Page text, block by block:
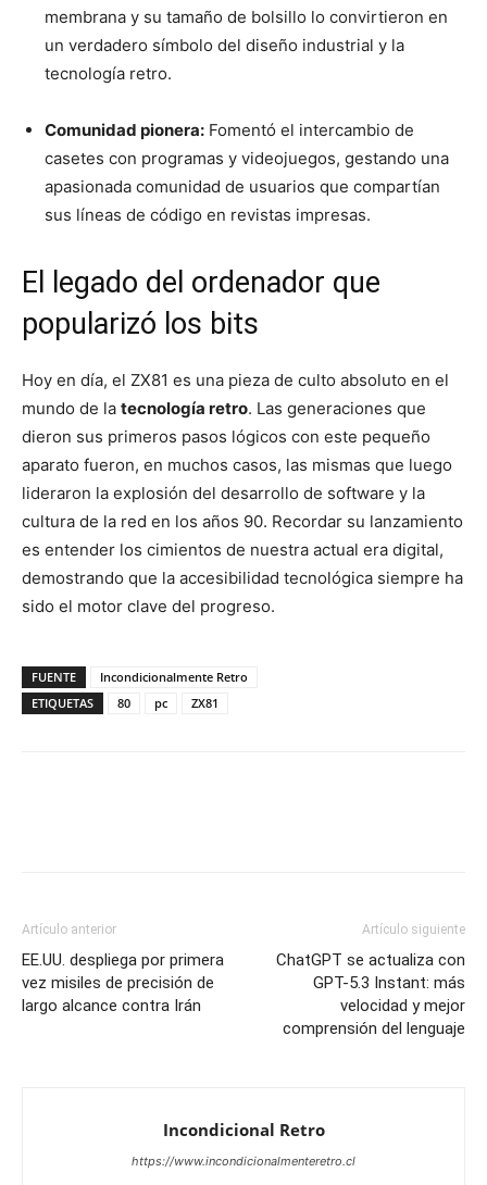
membrana y su tamaño de bolsillo lo convirtieron en
un verdadero símbolo del diseño industrial y la
tecnología retro.
Comunidad pionera: Fomentó el intercambio de
casetes con programas y videojuegos, gestando una
apasionada comunidad de usuarios que compartían
sus líneas de código en revistas impresas.
El legado del ordenador que
popularizó los bits
Hoy en día, el ZX81 es una pieza de culto absoluto en el
mundo de la tecnología retro. Las generaciones que
dieron sus primeros pasos lógicos con este pequeño
aparato fueron, en muchos casos, las mismas que luego
lideraron la explosión del desarrollo de software y la
cultura de la red en los años 90. Recordar su lanzamiento
es entender los cimientos de nuestra actual era digital,
demostrando que la accesibilidad tecnológica siempre ha
sido el motor clave del progreso.
FUENTE
Incondicionalmente Retro
ETIQUETAS
80 pc ZX81
Artículo anterior
EE.UU. despliega por primera
vez misiles de precisión de
largo alcance contra Irán
Artículo siguiente
ChatGPT se actualiza con
GPT-5.3 Instant: más
velocidad y mejor
comprensión del lenguaje
Incondicional Retro
https://www.incondicionalmenteretro.cl